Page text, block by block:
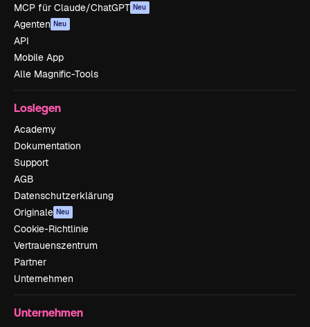
MCP für Claude/ChatGPT Neu
Agenten Neu
API
Mobile App
Alle Magnific-Tools
Loslegen
Academy
Dokumentation
Support
AGB
Datenschutzerklärung
Originale Neu
Cookie-Richtlinie
Vertrauenszentrum
Partner
Unternehmen
Unternehmen